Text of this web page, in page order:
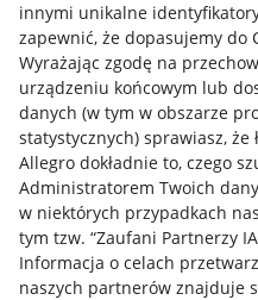
innymi unikalne
zapewnić, że dopasujemy do
Wyrażając zgodę na
urządzeniu końcowym lub
danych (w tym w obszarze
statystycznych) sprawiasz,
Allegro dokładnie to, czego
Administratorem Twoich
w niektórych przypadkach
tym tzw. “Zaufani Partnerzy
Informacja o celach
naszych partnerów znajduje
Przydatne informacje